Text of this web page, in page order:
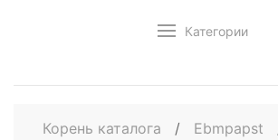
Категории
Корень каталога / Ebmpapst